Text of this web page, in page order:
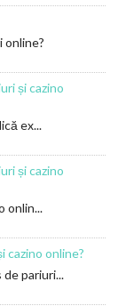
online?
și cazino
ex...
și cazino
onlin...
cazino online?
pariuri...